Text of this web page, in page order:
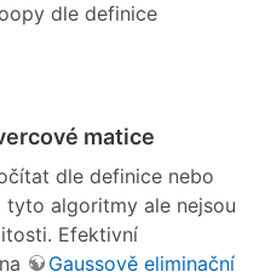
dle definice
matice
dle definice nebo
tyto algoritmy ale nejsou
Efektivní
Gaussově eliminační